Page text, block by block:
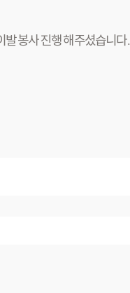
소 어르신 이발 봉사 진행 해주셨습니다.